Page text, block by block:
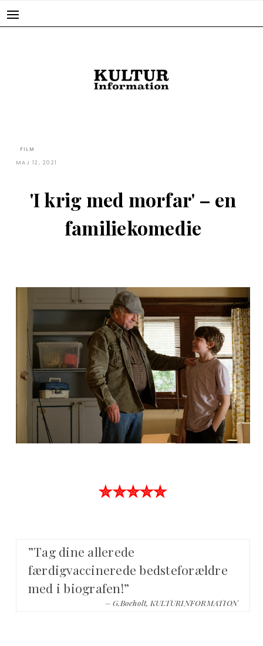
FILM
MAJ 12, 2021
'I krig med morfar' – en
familiekomedie
✮✮✮✮✮
”Tag dine allerede
færdigvaccinerede bedsteforældre
med i biografen!”
– G.Boeholt, KULTURINFORMATION